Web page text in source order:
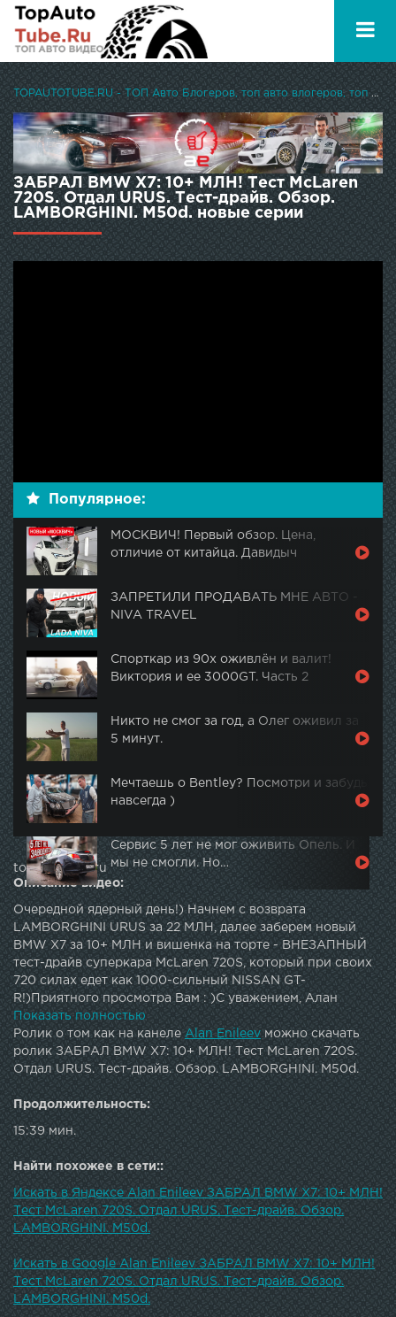
TOPAUTOTUBE.RU - ТОП Авто Блогеров, топ авто влогеров, топ авто ютуберов
ЗАБРАЛ BMW X7: 10+ МЛН! Тест McLaren
720S. Отдал URUS. Тест-драйв. Обзор.
LAMBORGHINI. M50d. новые серии
Популярное:
МОСКВИЧ! Первый обзор. Цена,
отличие от китайца. Давидыч
ЗАПРЕТИЛИ ПРОДАВАТЬ МНЕ АВТО -
NIVA TRAVEL
Спорткар из 90х оживлён и валит!
Виктория и ее 3000GT. Часть 2
Никто не смог за год, а Олег оживил за
5 минут.
Мечтаешь о Bentley? Посмотри и забудь
навсегда )
Сервис 5 лет не мог оживить Опель. И
мы не смогли. Но…
topautotube.ru
Описание видео:
Очередной ядерный день!) Начнем с возврата
LAMBORGHINI URUS за 22 МЛН, далее заберем новый
BMW X7 за 10+ МЛН и вишенка на торте - ВНЕЗАПНЫЙ
тест-драйв суперкара McLaren 720S, который при своих
720 силах едет как 1000-сильный NISSAN GT-
R!)Приятного просмотра Вам : )С уважением, Алан
Енилеев.p.s. Ваш выбор на каждый день:- 1x McLaren
720S- 2x LAMBORGHINI URUS- 4x BMW X7 M50d
——————————————————————————Здесь Вас
ждут тесты новинок и «старинок» автопрома, выпуски об
автоколлекционерах и создателях техники! Проходите
по ссылке, подписывайтесь и жмите колокольчик, чтобы
не пропускать новые выпуски - Так же приглашаю Вас в
гости в мой Инстаграм – уже 2 миллиона подписчиков и
крутой контент каждый день - : )Мощный Инстаграм
моего отца - : )
——————————————————————————Мой лайф-
аккаунт в Инстаграме - : )Телеграм -
www.tele.gg/joinchat/AAAAAEpX2Dna_crcTUp5aAЛайф-
канал на Ютубе - : )VK - : )
——————————————————————————
Показать полностью
Ролик о том как на канелеAlan Enileevможно скачать
ролик ЗАБРАЛ BMW X7: 10+ МЛН! Тест McLaren 720S.
Отдал URUS. Тест-драйв. Обзор. LAMBORGHINI. M50d.
Продолжительность:
15:39 мин.
Найти похожее в сети::
Искать в Яндексе Alan Enileev ЗАБРАЛ BMW X7: 10+ МЛН!
Тест McLaren 720S. Отдал URUS. Тест-драйв. Обзор.
LAMBORGHINI. M50d.
Искать в Google Alan Enileev ЗАБРАЛ BMW X7: 10+ МЛН!
Тест McLaren 720S. Отдал URUS. Тест-драйв. Обзор.
LAMBORGHINI. M50d.